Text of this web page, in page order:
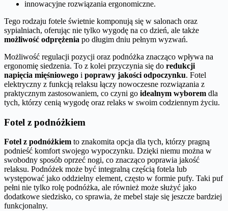
innowacyjne rozwiązania ergonomiczne.
Tego rodzaju fotele świetnie komponują się w salonach oraz
sypialniach, oferując nie tylko wygodę na co dzień, ale także
możliwość odprężenia po długim dniu pełnym wyzwań.
Możliwość regulacji pozycji oraz podnóżka znacząco wpływa na
ergonomię siedzenia. To z kolei przyczynia się do redukcji
napięcia mięśniowego i poprawy jakości odpoczynku. Fotel
elektryczny z funkcją relaksu łączy nowoczesne rozwiązania z
praktycznym zastosowaniem, co czyni go idealnym wyborem dla
tych, którzy cenią wygodę oraz relaks w swoim codziennym życiu.
Fotel z podnóżkiem
Fotel z podnóżkiem to znakomita opcja dla tych, którzy pragną
podnieść komfort swojego wypoczynku. Dzięki niemu można w
swobodny sposób oprzeć nogi, co znacząco poprawia jakość
relaksu. Podnóżek może być integralną częścią fotela lub
występować jako oddzielny element, często w formie pufy. Taki puf
pełni nie tylko rolę podnóżka, ale również może służyć jako
dodatkowe siedzisko, co sprawia, że mebel staje się jeszcze bardziej
funkcjonalny.